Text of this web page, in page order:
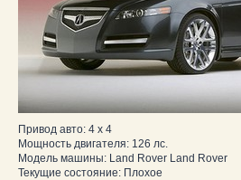
Привод авто: 4 x 4
Мощность двигателя: 126 лс.
Модель машины: Land Rover Land Rover
Текущие состояние: Плохое